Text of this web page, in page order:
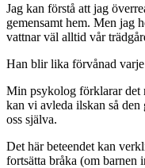
Jag kan förstå att jag
gemensamt hem. Men jag
vattnar väl alltid vår
Han blir lika förvånad
Min psykolog förklarar det
kan vi avleda ilskan så
oss själva.
Det här beteendet kan
fortsätta bråka (om barnen